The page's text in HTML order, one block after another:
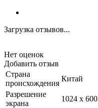
Загрузка отзывов...
Нет оценок
Добавить отзыв
Страна
происхождения
Китай
Разрешение
экрана
1024 x 600